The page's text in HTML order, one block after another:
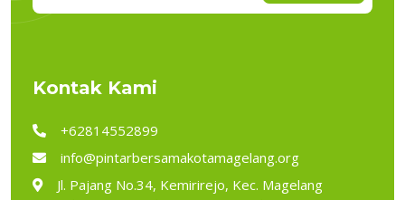
Kontak Kami
+62814552899
info@pintarbersamakotamagelang.org
Jl. Pajang No.34, Kemirirejo, Kec. Magelang